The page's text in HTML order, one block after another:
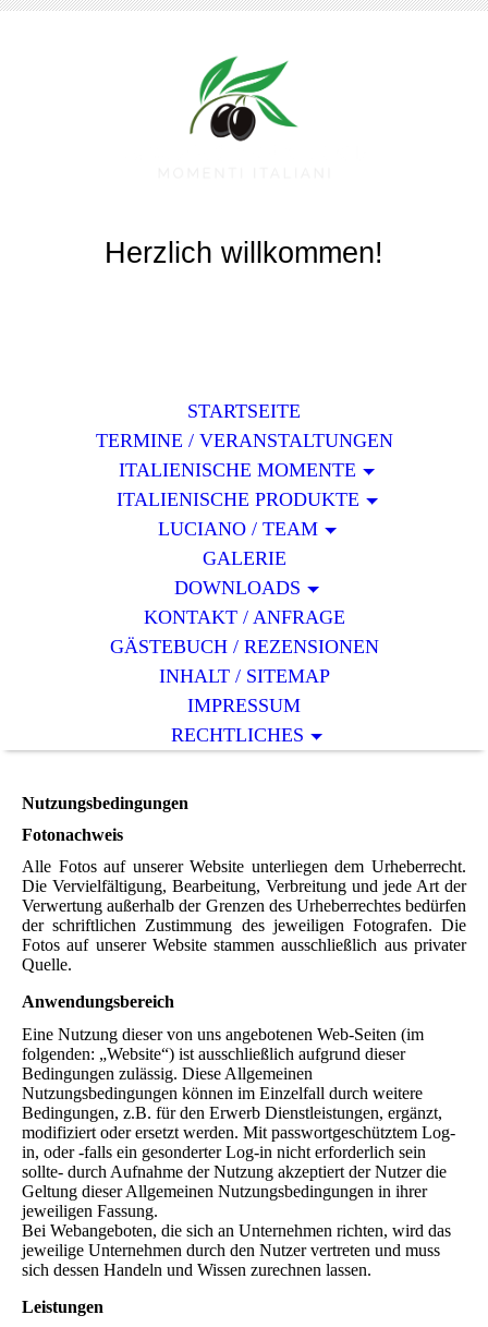
Herzlich willkommen!
STARTSEITE
TERMINE / VERANSTALTUNGEN
ITALIENISCHE MOMENTE
ITALIENISCHE PRODUKTE
LUCIANO / TEAM
GALERIE
DOWNLOADS
KONTAKT / ANFRAGE
GÄSTEBUCH / REZENSIONEN
INHALT / SITEMAP
IMPRESSUM
RECHTLICHES
Nutzungsbedingungen
Fotonachweis
Alle Fotos auf unserer Website unterliegen dem Urheberrecht.
Die Vervielfältigung, Bearbeitung, Verbreitung und jede Art der
Verwertung außerhalb der Grenzen des Urheberrechtes bedürfen
der schriftlichen Zustimmung des jeweiligen Fotografen. Die
Fotos auf unserer Website stammen ausschließlich aus privater
Quelle.
Anwendungsbereich
Eine Nutzung dieser von uns angebotenen Web-Seiten (im
folgenden: „Website“) ist ausschließlich aufgrund dieser
Bedingungen zulässig. Diese Allgemeinen
Nutzungsbedingungen können im Einzelfall durch weitere
Bedingungen, z.B. für den Erwerb Dienstleistungen, ergänzt,
modifiziert oder ersetzt werden. Mit passwortgeschütztem Log-
in, oder -falls ein gesonderter Log-in nicht erforderlich sein
sollte- durch Aufnahme der Nutzung akzeptiert der Nutzer die
Geltung dieser Allgemeinen Nutzungsbedingungen in ihrer
jeweiligen Fassung.
Bei Webangeboten, die sich an Unternehmen richten, wird das
jeweilige Unternehmen durch den Nutzer vertreten und muss
sich dessen Handeln und Wissen zurechnen lassen.
Leistungen